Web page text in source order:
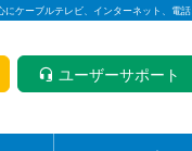
にケーブルテレビ、インターネット、電
ユーザーサポート